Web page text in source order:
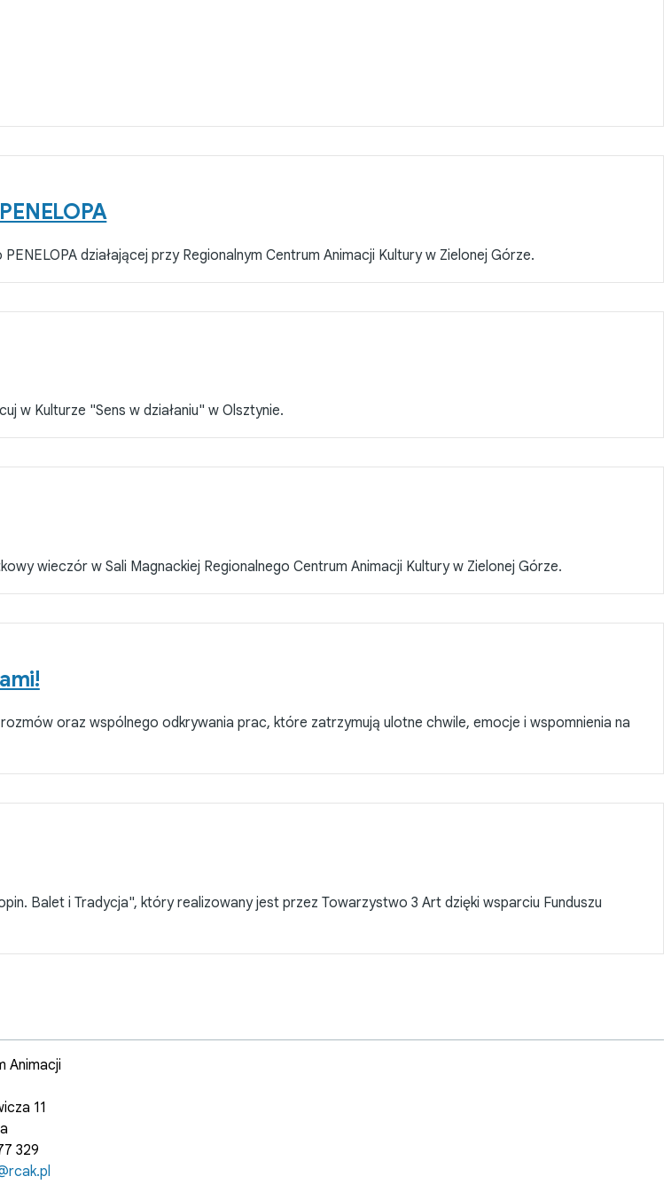
działającej przy Regionalnym Centrum Animacji Kultury w Zielonej Górze.
w Kulturze "Sens w działaniu" w Olsztynie.
wieczór w Sali Magnackiej Regionalnego Centrum Animacji Kultury w Zielonej Górze.
oraz wspólnego odkrywania prac, które zatrzymują ulotne chwile, emocje i wspomnienia na
Balet i Tradycja", który realizowany jest przez Towarzystwo 3 Art dzięki wsparciu Funduszu
Animacji
11
329